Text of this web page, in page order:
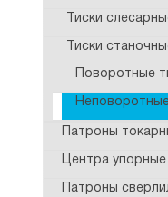
Тиски
Тиски
Поворотные
Патроны
Центра
Патроны